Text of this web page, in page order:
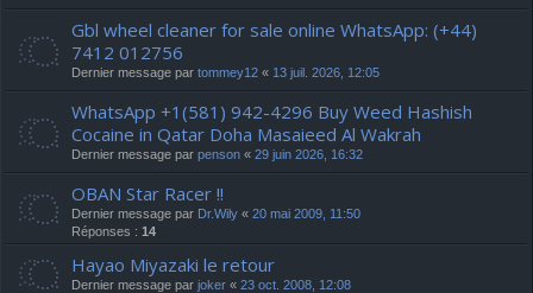
Gbl wheel cleaner for sale online WhatsApp: (+44)
7412 012756
Dernier message par tommey12 « 13 juil. 2026, 12:05
WhatsApp +1(581) 942-4296 Buy Weed Hashish
Cocaine in Qatar Doha Masaieed Al Wakrah
Dernier message par penson « 29 juin 2026, 16:32
OBAN Star Racer !!
Dernier message par Dr.Wily « 20 mai 2009, 11:50
Réponses : 14
Hayao Miyazaki le retour
Dernier message par joker « 23 oct. 2008, 12:08